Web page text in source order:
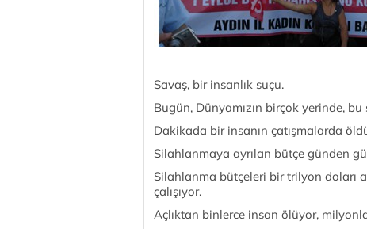
Savaş, bir insanlık suçu.
Bugün, Dünyamızın birçok yerinde,
Dakikada bir insanın çatışmalarda
Silahlanmaya ayrılan bütçe günden
Silahlanma bütçeleri bir trilyon doları
çalışıyor.
Açlıktan binlerce insan ölüyor,